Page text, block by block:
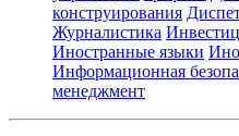
конструирования
Журналистика
Иностранные языки
Информационная
менеджмент